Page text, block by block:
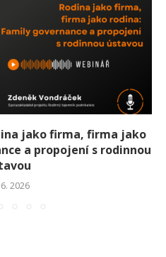
jako firma, firma jako
a propojení s rodinnou
2026